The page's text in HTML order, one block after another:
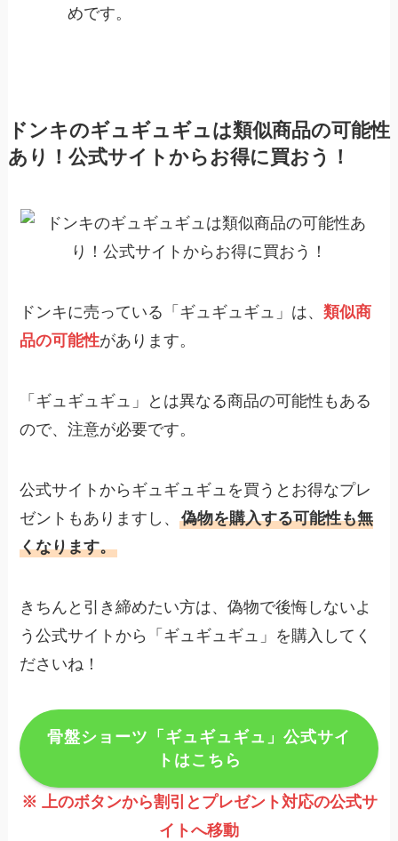
めです。
ドンキのギュギュギュは類似商品の可能性
あり！公式サイトからお得に買おう！
ドンキに売っている「ギュギュギュ」は、類似商
品の可能性があります。
「ギュギュギュ」とは異なる商品の可能性もある
ので、注意が必要です。
公式サイトからギュギュギュを買うとお得なプレ
ゼントもありますし、偽物を購入する可能性も無
くなります。
きちんと引き締めたい方は、偽物で後悔しないよ
う公式サイトから「ギュギュギュ」を購入してく
ださいね！
骨盤ショーツ「ギュギュギュ」公式サイ
トはこちら
※ 上のボタンから割引とプレゼント対応の公式サ
イトへ移動